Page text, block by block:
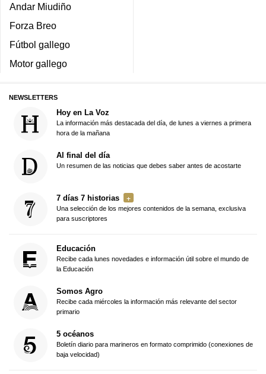
Andar Miudiño
Forza Breo
Fútbol gallego
Motor gallego
NEWSLETTERS
Hoy en La Voz
La información más destacada del día, de lunes a viernes a primera
hora de la mañana
Al final del día
Un resumen de las noticias que debes saber antes de acostarte
7 días 7 historias
Una selección de los mejores contenidos de la semana, exclusiva
para suscriptores
Educación
Recibe cada lunes novedades e información útil sobre el mundo de
la Educación
Somos Agro
Recibe cada miércoles la información más relevante del sector
primario
5 océanos
Boletín diario para marineros en formato comprimido (conexiones de
baja velocidad)